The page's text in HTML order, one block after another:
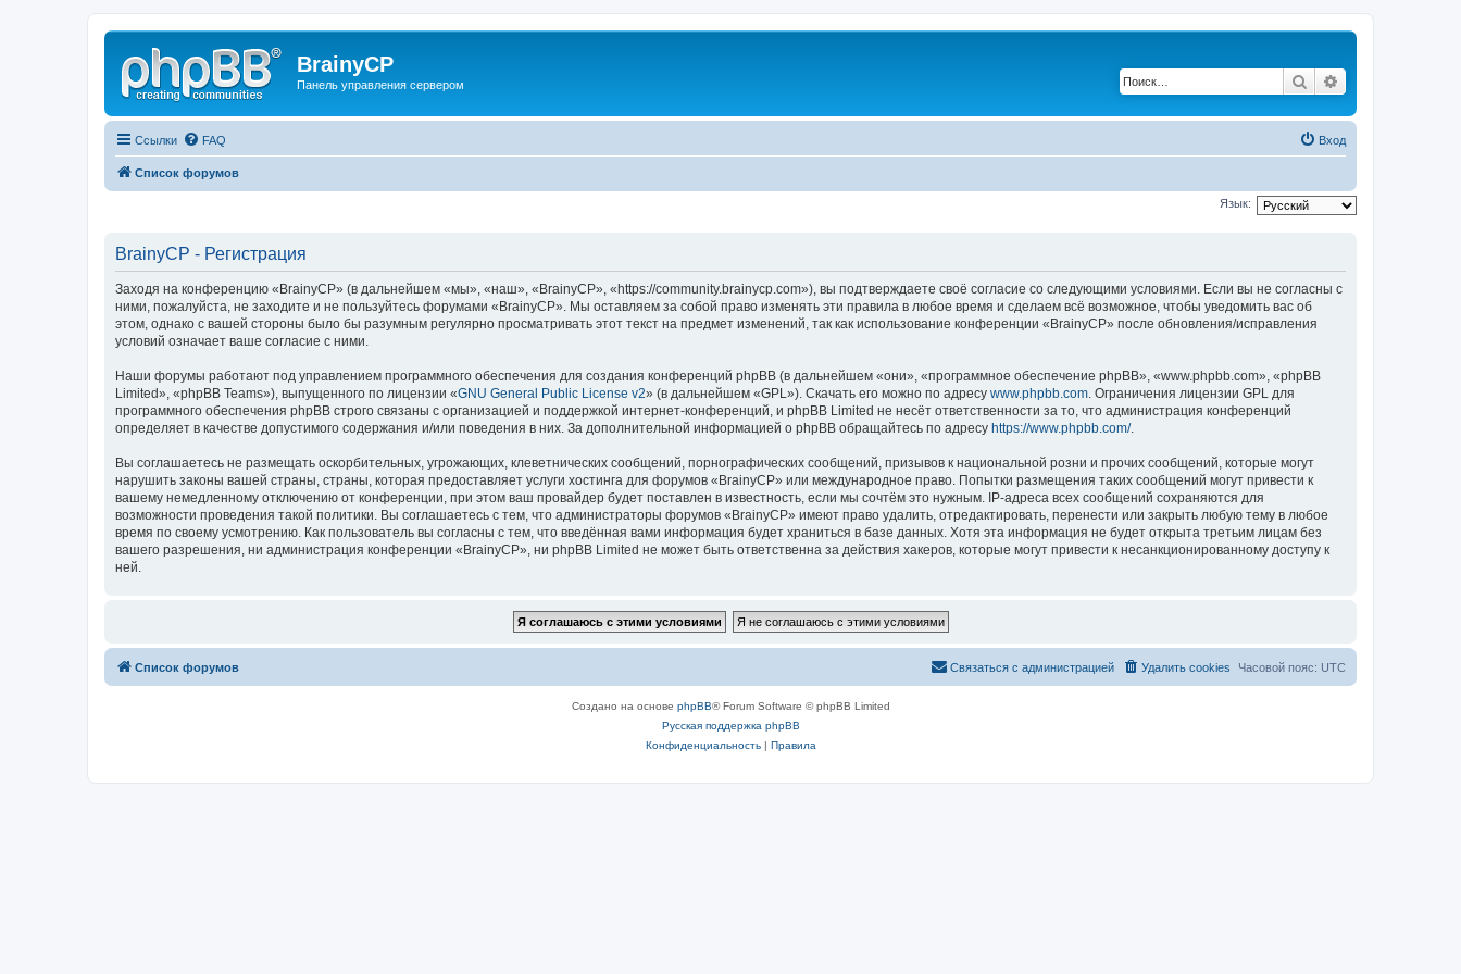
BrainyCP
Панель управления сервером Поиск
Ссылки FAQ Вход
Список форумов
Язык:
BrainyCP - Регистрация
Заходя на конференцию «BrainyCP» (в дальнейшем «мы», «наш», «BrainyCP», «https://community.brainycp.com»), вы подтверждаете своё согласие со следующими условиями. Если вы не согласны с
ними, пожалуйста, не заходите и не пользуйтесь форумами «BrainyCP». Мы оставляем за собой право изменять эти правила в любое время и сделаем всё возможное, чтобы уведомить вас об
этом, однако с вашей стороны было бы разумным регулярно просматривать этот текст на предмет изменений, так как использование конференции «BrainyCP» после обновления/исправления
условий означает ваше согласие с ними.
Наши форумы работают под управлением программного обеспечения для создания конференций phpBB (в дальнейшем «они», «программное обеспечение phpBB», «www.phpbb.com», «phpBB
Limited», «phpBB Teams»), выпущенного по лицензии «GNU General Public License v2» (в дальнейшем «GPL»). Скачать его можно по адресу www.phpbb.com. Ограничения лицензии GPL для
программного обеспечения phpBB строго связаны с организацией и поддержкой интернет-конференций, и phpBB Limited не несёт ответственности за то, что администрация конференций
определяет в качестве допустимого содержания и/или поведения в них. За дополнительной информацией о phpBB обращайтесь по адресу https://www.phpbb.com/.
Вы соглашаетесь не размещать оскорбительных, угрожающих, клеветнических сообщений, порнографических сообщений, призывов к национальной розни и прочих сообщений, которые могут
нарушить законы вашей страны, страны, которая предоставляет услуги хостинга для форумов «BrainyCP» или международное право. Попытки размещения таких сообщений могут привести к
вашему немедленному отключению от конференции, при этом ваш провайдер будет поставлен в известность, если мы сочтём это нужным. IP-адреса всех сообщений сохраняются для
возможности проведения такой политики. Вы соглашаетесь с тем, что администраторы форумов «BrainyCP» имеют право удалить, отредактировать, перенести или закрыть любую тему в любое
время по своему усмотрению. Как пользователь вы согласны с тем, что введённая вами информация будет храниться в базе данных. Хотя эта информация не будет открыта третьим лицам без
вашего разрешения, ни администрация конференции «BrainyCP», ни phpBB Limited не может быть ответственна за действия хакеров, которые могут привести к несанкционированному доступу к
ней.
Список форумов Часовой пояс: UTC
Удалить cookies
Связаться с администрацией
Создано на основе phpBB® Forum Software © phpBB Limited
Русская поддержка phpBB
Конфиденциальность| Правила